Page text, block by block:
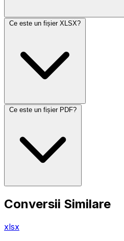
Ce este un fișier XLSX?
Ce este un fișier PDF?
Conversii Similare
xlsx